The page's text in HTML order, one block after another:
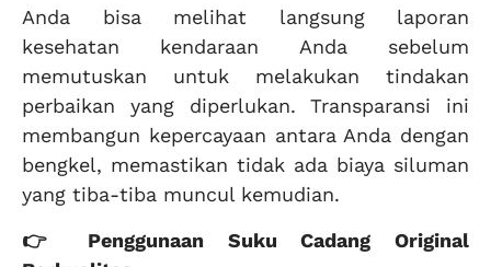
Anda bisa melihat langsung laporan
kesehatan kendaraan Anda sebelum
memutuskan untuk melakukan tindakan
perbaikan yang diperlukan. Transparansi ini
membangun kepercayaan antara Anda dengan
bengkel, memastikan tidak ada biaya siluman
yang tiba-tiba muncul kemudian.
👉 Penggunaan Suku Cadang Original